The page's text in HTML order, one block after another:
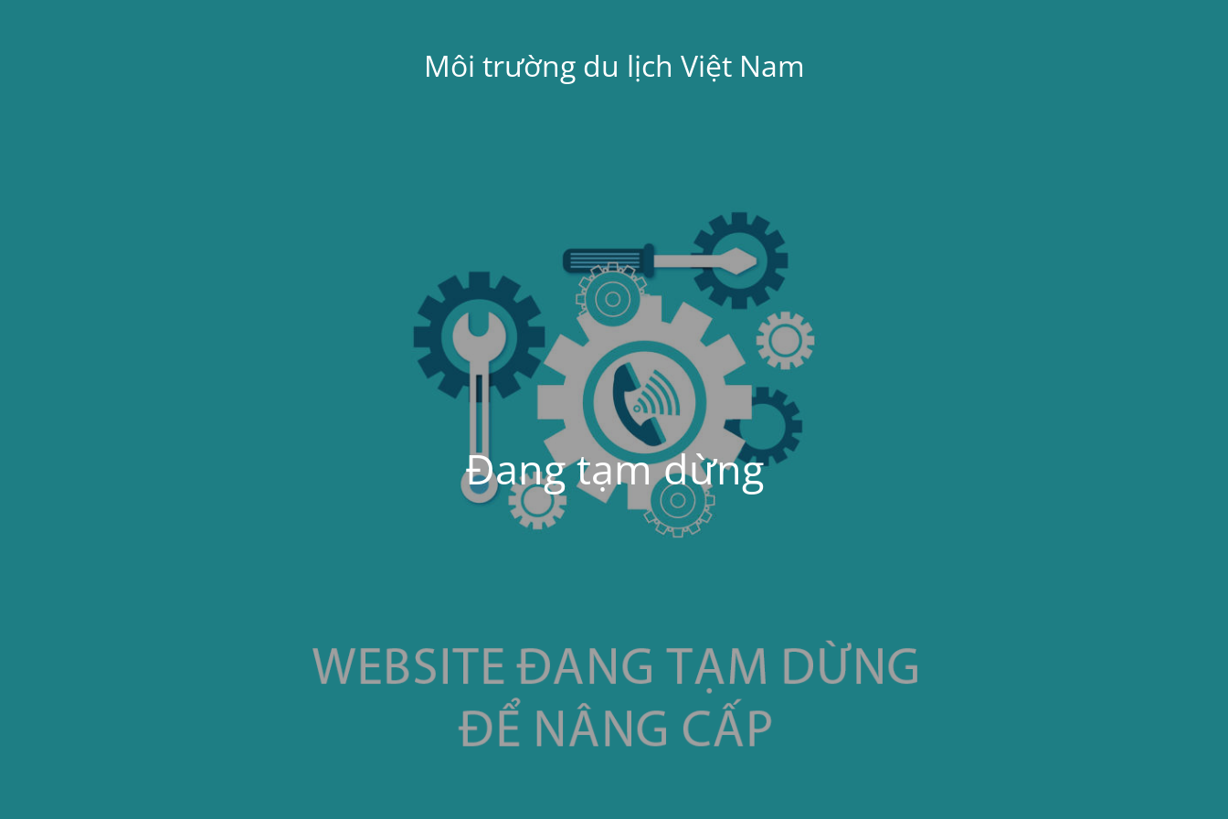
Môi trường du lịch Việt Nam
Đang tạm dừng